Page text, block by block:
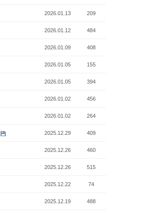
2026.01.13 209
2026.01.12 484
2026.01.09 408
2026.01.05 155
2026.01.05 394
2026.01.02 456
2026.01.02 264
2025.12.29 409
2025.12.26 460
2025.12.26 515
2025.12.22 74
2025.12.19 488